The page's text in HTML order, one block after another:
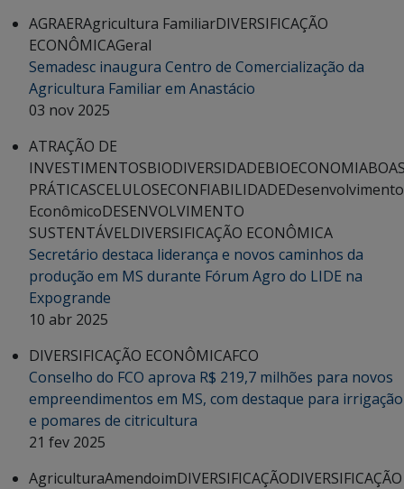
AGRAERAgricultura FamiliarDIVERSIFICAÇÃO
ECONÔMICAGeral
Semadesc inaugura Centro de Comercialização da
Agricultura Familiar em Anastácio
03 nov 2025
ATRAÇÃO DE
INVESTIMENTOSBIODIVERSIDADEBIOECONOMIA
PRÁTICASCELULOSECONFIABILIDADEDesenvolvimento
EconômicoDESENVOLVIMENTO
SUSTENTÁVELDIVERSIFICAÇÃO ECONÔMICA
Secretário destaca liderança e novos caminhos da
produção em MS durante Fórum Agro do LIDE na
Expogrande
10 abr 2025
DIVERSIFICAÇÃO ECONÔMICAFCO
Conselho do FCO aprova R$ 219,7 milhões para novos
empreendimentos em MS, com destaque para irrigação
e pomares de citricultura
21 fev 2025
AgriculturaAmendoimDIVERSIFICAÇÃODIVERSIFICAÇÃO